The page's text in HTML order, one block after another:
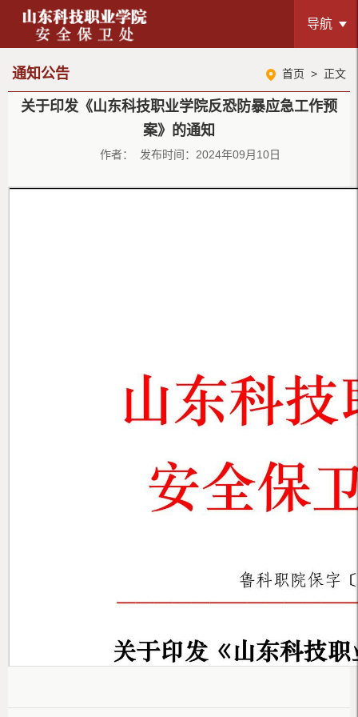
导航
通知公告 首页 > 正文
关于印发《山东科技职业学院反恐防暴应急工作预
案》的通知
作者： 发布时间：2024年09月10日